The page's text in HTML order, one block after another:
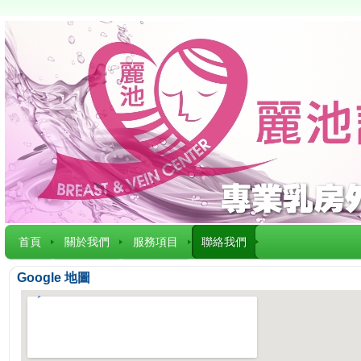
首頁 關於我們 服務項目 聯絡我們
Google 地圖